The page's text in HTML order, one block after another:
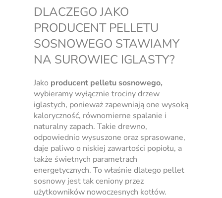
DLACZEGO JAKO
PRODUCENT PELLETU
SOSNOWEGO STAWIAMY
NA SUROWIEC IGLASTY?
Jako producent pelletu sosnowego,
wybieramy wyłącznie trociny drzew
iglastych, ponieważ zapewniają one wysoką
kaloryczność, równomierne spalanie i
naturalny zapach. Takie drewno,
odpowiednio wysuszone oraz sprasowane,
daje paliwo o niskiej zawartości popiołu, a
także świetnych parametrach
energetycznych. To właśnie dlatego pellet
sosnowy jest tak ceniony przez
użytkowników nowoczesnych kotłów.